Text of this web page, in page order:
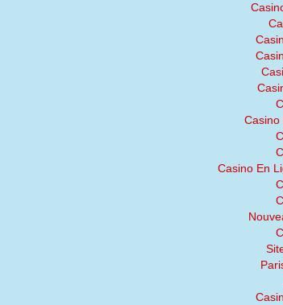
Casino
Casino En